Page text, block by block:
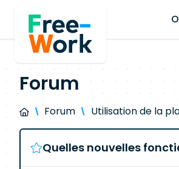
Forum
Forum Utilisation de la
Quelles nouvelles